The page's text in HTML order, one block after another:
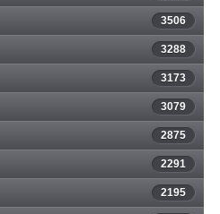
3506
3288
3173
3079
2875
2291
2195